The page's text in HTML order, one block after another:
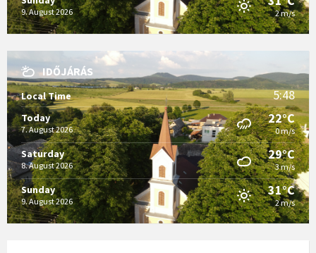
9. August 2026 2 m/s
IDŐJÁRÁS
Local Time 5:48
Today
7. August 2026
22°C
0 m/s
Saturday
8. August 2026
29°C
3 m/s
Sunday
9. August 2026
31°C
2 m/s